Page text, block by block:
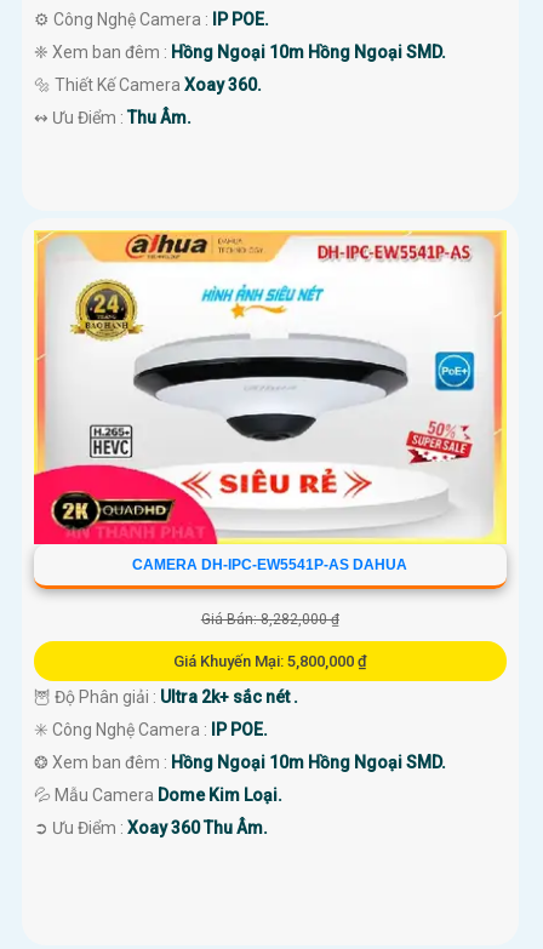
⚙ Công Nghệ Camera :
IP POE.
❈ Xem ban đêm : Hồng Ngoại 10m Hồng Ngoại SMD.
🔩 Thiết Kế Camera Xoay 360.
️↭ Ưu Điểm :Thu Âm.
CAMERA DH-IPC-EW5541P-AS DAHUA
Giá Bán: 8,282,000 ₫
Giá Khuyến Mại: 5,800,000 ₫
🦉 Độ Phân giải : Ultra 2k+ sắc nét .
✳️ Công Nghệ Camera :
IP POE.
❂ Xem ban đêm : Hồng Ngoại 10m Hồng Ngoại SMD.
💦 Mẫu Camera Dome Kim Loại.
️➲ Ưu Điểm : Xoay 360 Thu Âm.